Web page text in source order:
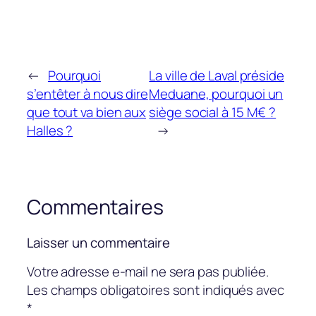
← Pourquoi
s’entêter à nous dire
que tout va bien aux
Halles ?
La ville de Laval préside
Meduane, pourquoi un
siège social à 15 M€ ?
→
Commentaires
Laisser un commentaire
Votre adresse e-mail ne sera pas publiée.
Les champs obligatoires sont indiqués avec
*